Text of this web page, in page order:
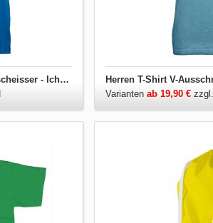
Herren T-Shirt Ich bin kein Klugscheisser - Ich weiss es wirklich besser
Varianten ab 19,90 €zzgl.